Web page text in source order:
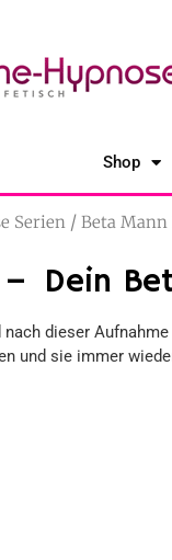
Shop
Serien / Beta
– Dein
nach dieser
und sie immer